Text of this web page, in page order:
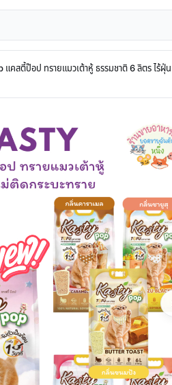
คสตี้ป๊อป ทรายแมวเต้าหู้ ธรรมชาติ 6 ลิตร ไร้ฝุ่